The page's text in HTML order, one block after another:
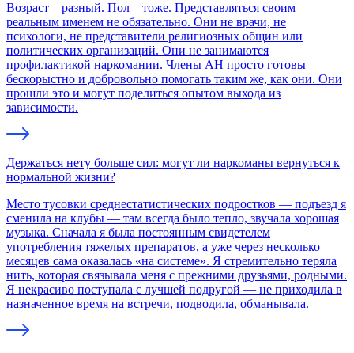
Возраст – разный. Пол – тоже. Представляться своим
реальным именем не обязательно. Они не врачи, не
психологи, не представители религиозных общин или
политических организаций. Они не занимаются
профилактикой наркомании. Члены АН просто готовы
бескорыстно и добровольно помогать таким же, как они. Они
прошли это и могут поделиться опытом выхода из
зависимости.
Держаться нету больше сил: могут ли наркоманы вернуться к
нормальной жизни?
Место тусовки среднестатистических подростков — подъезд я
сменила на клубы — там всегда было тепло, звучала хорошая
музыка. Сначала я была постоянным свидетелем
употребления тяжелых препаратов, а уже через несколько
месяцев сама оказалась «на системе». Я стремительно теряла
нить, которая связывала меня с прежними друзьями, родными.
Я некрасиво поступала с лучшей подругой — не приходила в
назначенное время на встречи, подводила, обманывала.